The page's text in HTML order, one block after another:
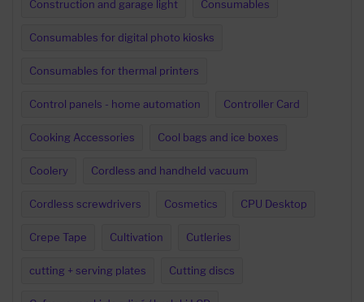
Construction and garage light Consumables
Consumables for digital photo kiosks
Consumables for thermal printers
Control panels - home automation Controller Card
Cooking Accessories Cool bags and ice boxes
Coolery Cordless and handheld vacuum
Cordless screwdrivers Cosmetics CPU Desktop
Crepe Tape Cultivation Cutleries
cutting + serving plates Cutting discs